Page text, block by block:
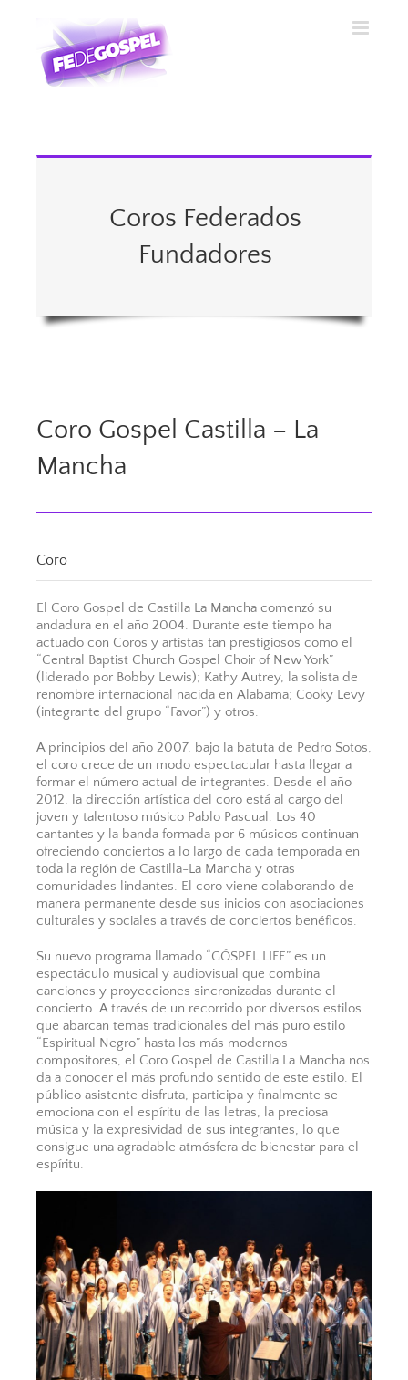
contenido
Coros Federados
Fundadores
Coro Gospel Castilla – La
Mancha
Coro
El Coro Gospel de Castilla La Mancha comenzó su
andadura en el año 2004. Durante este tiempo ha
actuado con Coros y artistas tan prestigiosos como el
“Central Baptist Church Gospel Choir of New York”
(liderado por Bobby Lewis); Kathy Autrey, la solista de
renombre internacional nacida en Alabama; Cooky Levy
(integrante del grupo “Favor”) y otros.
A principios del año 2007, bajo la batuta de Pedro Sotos,
el coro crece de un modo espectacular hasta llegar a
formar el número actual de integrantes. Desde el año
2012, la dirección artística del coro está al cargo del
joven y talentoso músico Pablo Pascual. Los 40
cantantes y la banda formada por 6 músicos continuan
ofreciendo conciertos a lo largo de cada temporada en
toda la región de Castilla-La Mancha y otras
comunidades lindantes. El coro viene colaborando de
manera permanente desde sus inicios con asociaciones
culturales y sociales a través de conciertos benéficos.
Su nuevo programa llamado “GÓSPEL LIFE” es un
espectáculo musical y audiovisual que combina
canciones y proyecciones sincronizadas durante el
concierto. A través de un recorrido por diversos estilos
que abarcan temas tradicionales del más puro estilo
“Espiritual Negro” hasta los más modernos
compositores, el Coro Gospel de Castilla La Mancha nos
da a conocer el más profundo sentido de este estilo. El
público asistente disfruta, participa y finalmente se
emociona con el espíritu de las letras, la preciosa
música y la expresividad de sus integrantes, lo que
consigue una agradable atmósfera de bienestar para el
espíritu.